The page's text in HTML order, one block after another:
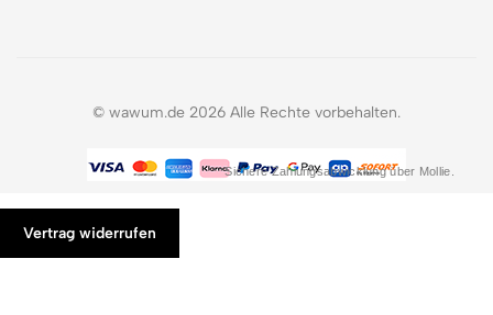
© wawum.de 2026 Alle Rechte vorbehalten.
Sichere Zahlungsabwicklung über Mollie.
Vertrag widerrufen